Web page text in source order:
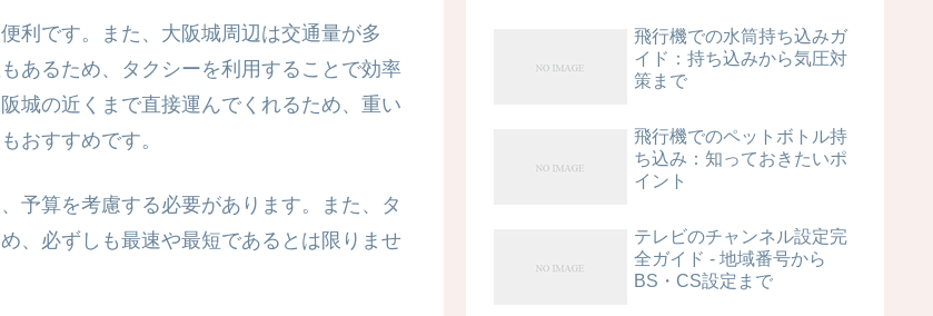
利です。また、大阪城周辺は交通量が多
あるため、タクシーを利用することで効率
城の近くまで直接運んでくれるため、重い
おすすめです。
予算を考慮する必要があります。また、タ
、必ずしも最速や最短であるとは限りませ
飛行機での水筒持ち込みガ
イド：持ち込みから気圧対
策まで
飛行機でのペットボトル持
ち込み：知っておきたいポ
イント
テレビのチャンネル設定完
全ガイド - 地域番号から
BS・CS設定まで